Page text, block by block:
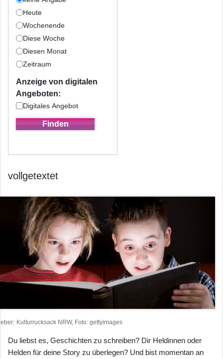
Heute
Wochenende
Diese Woche
Diesen Monat
Zeitraum
Anzeige von digitalen
Angeboten:
Digitales Angebot
vollgetextet
Kulturrucksack NRW, Foto: gettyimages
Du liebst es, Geschichten zu schreiben? Dir Heldinnen oder
Helden für deine Story zu überlegen? Und bist momentan an